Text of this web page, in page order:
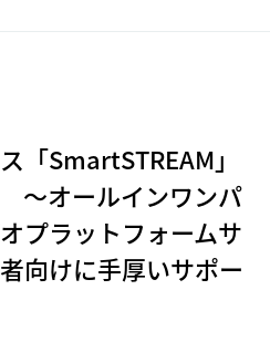
「SmartSTREAM」
～オールインワンパ
プラットフォームサ
向けに手厚いサポー